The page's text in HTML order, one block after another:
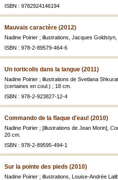
ISBN : 9782924146194
Mauvais caractère (2012)
Nadine Poirier ; illustrations, Jacques Goldstyn,
ISBN : 978-2-89579-464-6
Un torticolis dans la langue (2011)
Nadine Poirier ; illustrations de Svetlana
(certaines en coul.) ; 18 cm.
ISBN : 978-2-923827-12-4
Commando de la flaque d'eau! (2010)
Nadine Poirier ; [illustrations de Jean Morin],
20 cm.
ISBN : 978-2-89595-494-1
Sur la pointe des pieds (2010)
Nadine Poirier ; illustrations, Louise-Andrée